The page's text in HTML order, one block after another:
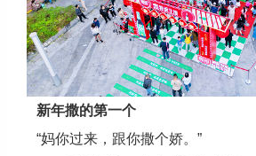
新年撒的第一个
“妈你过来，跟你撒个娇。”